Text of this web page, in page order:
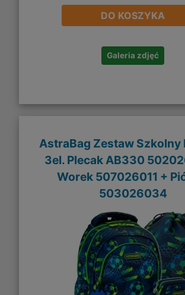
DO KOSZYKA
Galeria zdjęć
AstraBag Zestaw Szkolny
3el. Plecak AB330
Worek 507026011 +
503026034